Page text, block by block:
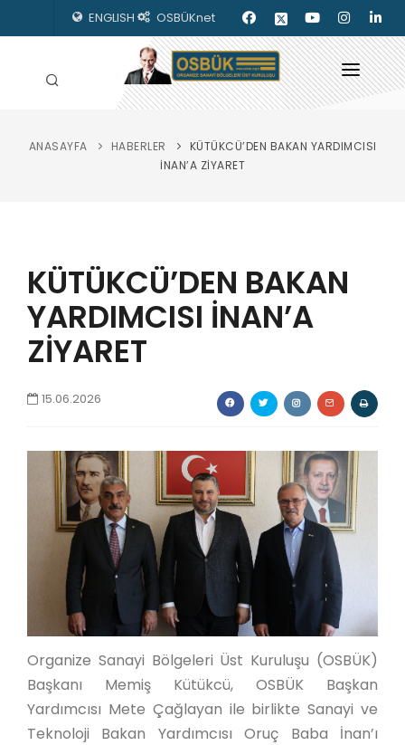
ENGLISH OSBÜKnet
HAKKIMIZDA
KILAVUZLAR
YAYINLARIMIZ
ENERJİ İZLEME
İLETİŞİM
ANASAYFA HABERLER
KÜTÜKCÜ’DEN BAKAN YARDIMCISI
İNAN’A ZİYARET
KÜTÜKCÜ’DEN BAKAN
YARDIMCISI İNAN’A
ZİYARET
15.06.2026
Organize Sanayi Bölgeleri Üst Kuruluşu (OSBÜK)
Başkanı Memiş Kütükcü, OSBÜK Başkan
Yardımcısı Mete Çağlayan ile birlikte Sanayi ve
Teknoloji Bakan Yardımcısı Oruç Baba İnan’ı